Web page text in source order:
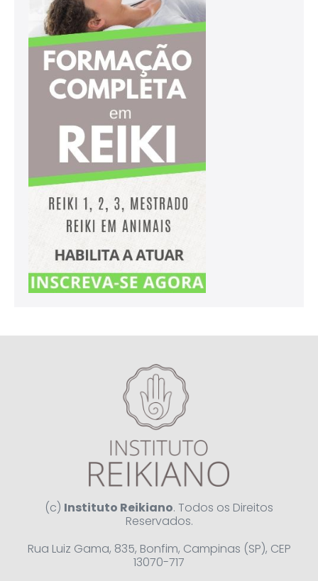
(c) Instituto Reikiano. Todos os Direitos
Reservados.
Rua Luiz Gama, 835, Bonfim, Campinas (SP), CEP
13070-717